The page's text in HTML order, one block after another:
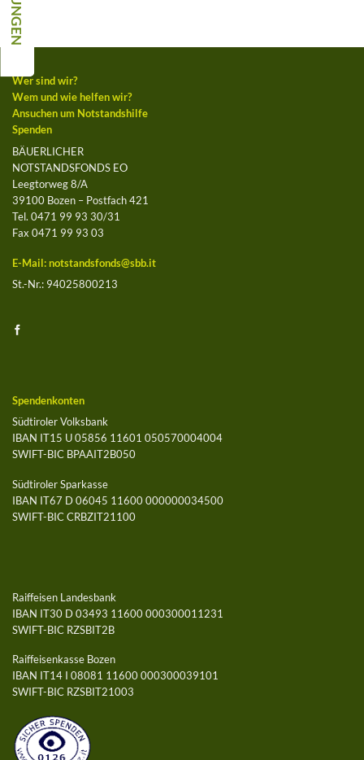
Wer sind wir?
Wem und wie helfen wir?
Ansuchen um Notstandshilfe
Spenden
BÄUERLICHER
NOTSTANDSFONDS EO
Leegtorweg 8/A
39100 Bozen – Postfach 421
Tel. 0471 99 93 30/31
Fax 0471 99 93 03
E-Mail: notstandsfonds@sbb.it
St.-Nr.: 94025800213
Spendenkonten
Südtiroler Volksbank
IBAN IT15 U 05856 11601 050570004004
SWIFT-BIC BPAAIT2B050
Südtiroler Sparkasse
IBAN IT67 D 06045 11600 000000034500
SWIFT-BIC CRBZIT21100
Raiffeisen Landesbank
IBAN IT30 D 03493 11600 000300011231
SWIFT-BIC RZSBIT2B
Raiffeisenkasse Bozen
IBAN IT14 I 08081 11600 000300039101
SWIFT-BIC RZSBIT21003